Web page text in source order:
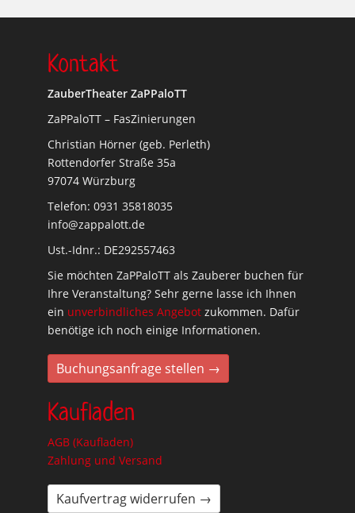
Kontakt
ZauberTheater ZaPPaloTT
ZaPPaloTT – FasZinierungen
Christian Hörner (geb. Perleth)
Rottendorfer Straße 35a
97074 Würzburg
Telefon: 0931 35818035
info@zappalott.de
Ust.-Idnr.: DE292557463
Sie möchten ZaPPaloTT als Zauberer buchen für
Ihre Veranstaltung? Sehr gerne lasse ich Ihnen
ein unverbindliches Angebot zukommen. Dafür
benötige ich noch einige Informationen.
Buchungsanfrage stellen →
Kaufladen
AGB (Kaufladen)
Zahlung und Versand
Kaufvertrag widerrufen →